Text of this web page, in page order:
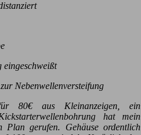
eingeschweißt
Nebenwellenversteifung
80€ aus Kleinanzeigen, ein
hat mein
Plan gerufen. Gehäuse ordentlich